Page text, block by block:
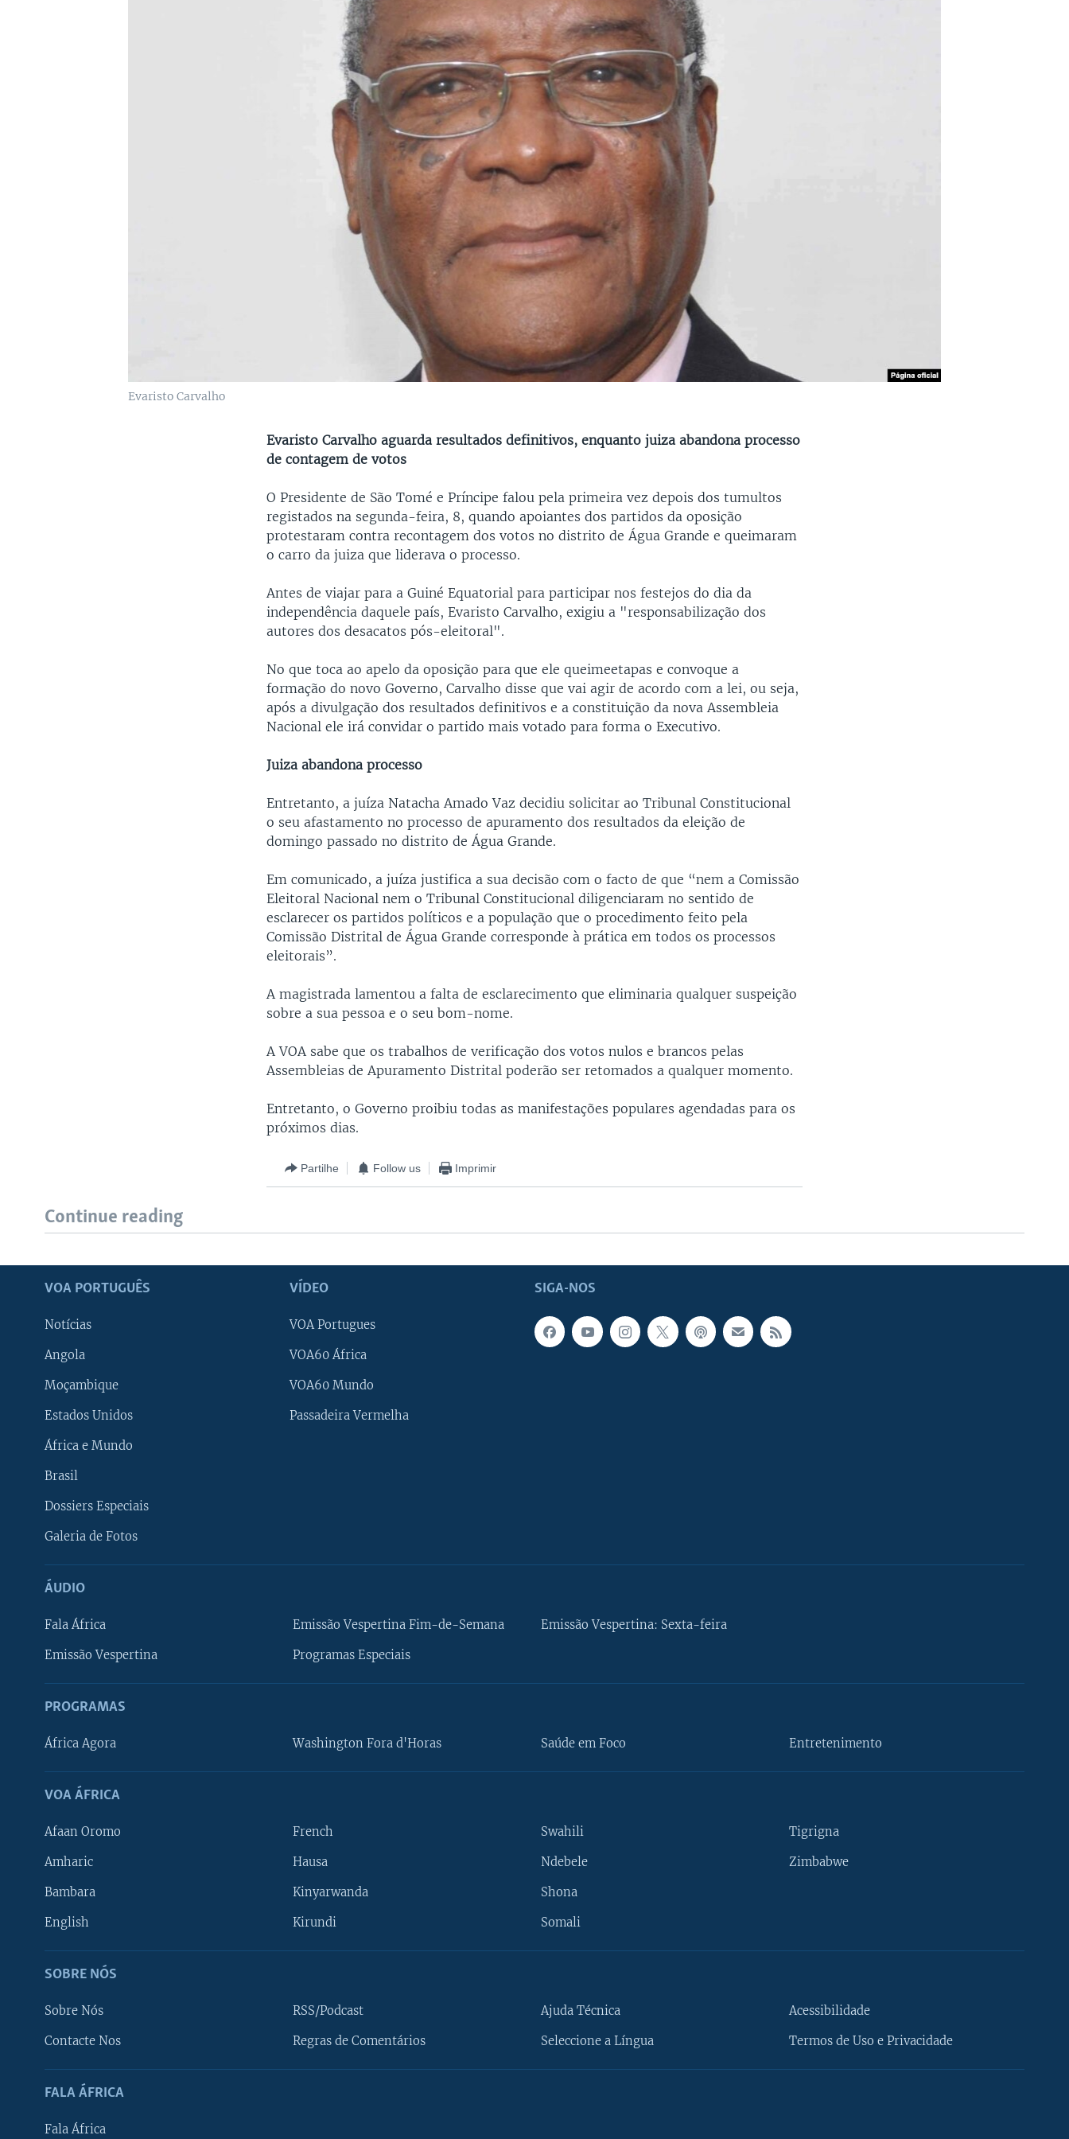
Evaristo Carvalho
Evaristo Carvalho aguarda resultados definitivos, enquanto juiza abandona processo
de contagem de votos
O Presidente de São Tomé e Príncipe falou pela primeira vez depois dos tumultos
registados na segunda-feira, 8, quando apoiantes dos partidos da oposição
protestaram contra recontagem dos votos no distrito de Água Grande e queimaram
o carro da juiza que liderava o processo.
Antes de viajar para a Guiné Equatorial para participar nos festejos do dia da
independência daquele país, Evaristo Carvalho, exigiu a "responsabilização dos
autores dos desacatos pós-eleitoral".
No que toca ao apelo da oposição para que ele queimeetapas e convoque a
formação do novo Governo, Carvalho disse que vai agir de acordo com a lei, ou seja,
após a divulgação dos resultados definitivos e a constituição da nova Assembleia
Nacional ele irá convidar o partido mais votado para forma o Executivo.
Juiza abandona processo
Entretanto, a juíza Natacha Amado Vaz decidiu solicitar ao Tribunal Constitucional
o seu afastamento no processo de apuramento dos resultados da eleição de
domingo passado no distrito de Água Grande.
Em comunicado, a juíza justifica a sua decisão com o facto de que “nem a Comissão
Eleitoral Nacional nem o Tribunal Constitucional diligenciaram no sentido de
esclarecer os partidos políticos e a população que o procedimento feito pela
Comissão Distrital de Água Grande corresponde à prática em todos os processos
eleitorais”.
A magistrada lamentou a falta de esclarecimento que eliminaria qualquer suspeição
sobre a sua pessoa e o seu bom-nome.
A VOA sabe que os trabalhos de verificação dos votos nulos e brancos pelas
Assembleias de Apuramento Distrital poderão ser retomados a qualquer momento.
Entretanto, o Governo proibiu todas as manifestações populares agendadas para os
próximos dias.
Partilhe Follow us Imprimir
Continue reading
SIGA-NOS
VOA PORTUGUÊS
Notícias
Angola
Moçambique
Estados Unidos
África e Mundo
Brasil
Dossiers Especiais
Galeria de Fotos
VÍDEO
VOA Portugues
VOA60 África
VOA60 Mundo
Passadeira Vermelha
ÁUDIO
Fala África
Emissão Vespertina
Emissão Vespertina Fim-de-Semana
Programas Especiais
Emissão Vespertina: Sexta-feira
PROGRAMAS
África Agora Washington Fora d'Horas Saúde em Foco Entretenimento
VOA ÁFRICA
Afaan Oromo
Amharic
Bambara
English
French
Hausa
Kinyarwanda
Kirundi
Swahili
Ndebele
Shona
Somali
Tigrigna
Zimbabwe
SOBRE NÓS
Sobre Nós
Contacte Nos
RSS/Podcast
Regras de Comentários
Ajuda Técnica
Seleccione a Língua
Acessibilidade
Termos de Uso e Privacidade
FALA ÁFRICA
Fala África